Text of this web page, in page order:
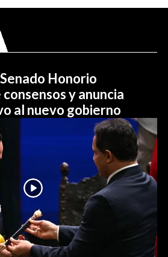
Honorio
y anuncia
al nuevo gobierno